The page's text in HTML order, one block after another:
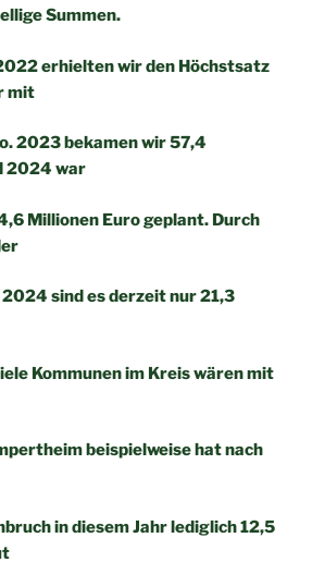
Summen.
erhielten wir den Höchstsatz
mit
2023 bekamen wir 57,4
2024 war
Millionen Euro geplant. Durch
sind es derzeit nur 21,3
Kommunen im Kreis wären mit
beispielweise hat nach
in diesem Jahr lediglich 12,5